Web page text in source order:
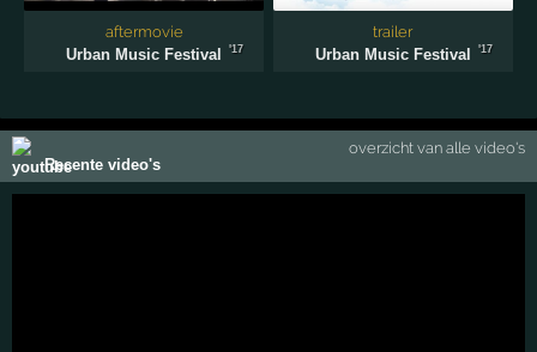
aftermovie
Urban Music Festival
'17
trailer
Urban Music Festival
'17
Recente video's
overzicht van alle video's